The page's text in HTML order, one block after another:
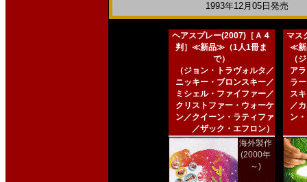
1993年12月05日発売
ヘアスプレー(2007)［Ａ４
判］≪新品≫（1人1冊ま
で）
（ジョン・トラヴォルタ／
ニッキー・ブロンスキー／
ミシェル・ファイファー／
クリストファー・ウォーケ
ン／クイーン・ラティファ
／ザック・エフロン）
海外製作
(2000年
～)
マス
≪新
（
ア
ラ
ス
／
ン